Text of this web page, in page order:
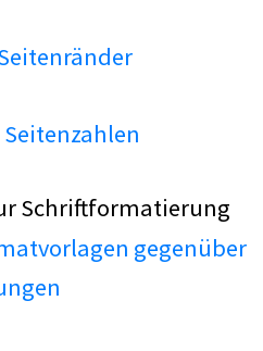
Schriftformatierung
gegenüber